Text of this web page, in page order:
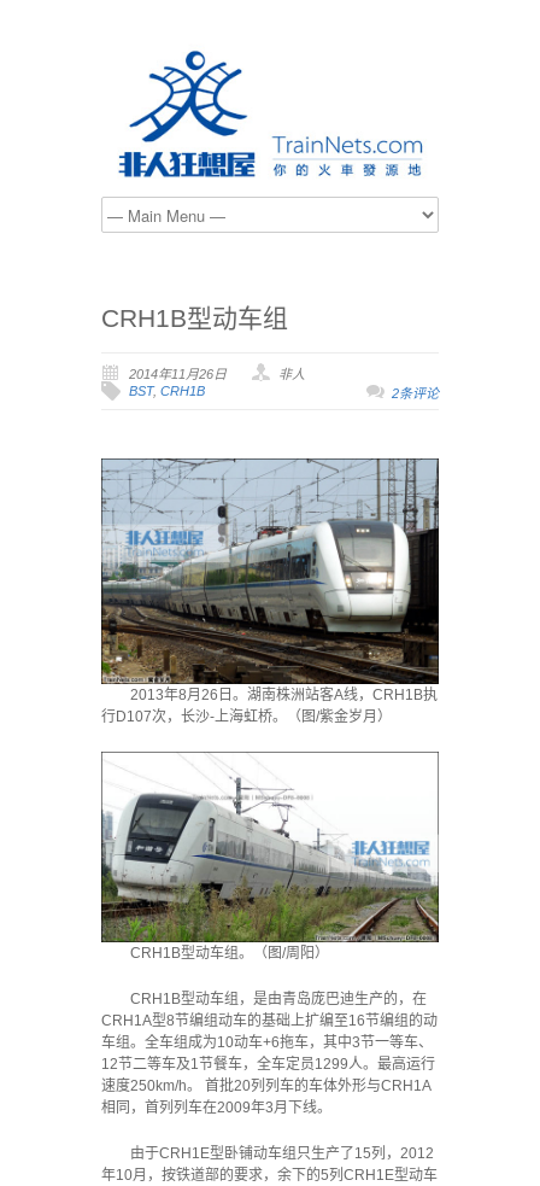
CRH1B型动车组
2014年11月26日
非人
BST, CRH1B 2条评论
2013年8月26日。湖南株洲站客A线，CRH1B执
行D107次，长沙-上海虹桥。（图/紫金岁月）
CRH1B型动车组。（图/周阳）
CRH1B型动车组，是由青岛庞巴迪生产的，在
CRH1A型8节编组动车的基础上扩编至16节编组的动
车组。全车组成为10动车+6拖车，其中3节一等车、
12节二等车及1节餐车，全车定员1299人。最高运行
速度250km/h。 首批20列列车的车体外形与CRH1A
相同，首列列车在2009年3月下线。
由于CRH1E型卧铺动车组只生产了15列，2012
年10月，按铁道部的要求，余下的5列CRH1E型动车